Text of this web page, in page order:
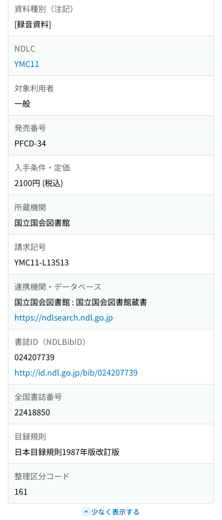
資料種別（注記）
[録音資料]
NDLC
YMC11
対象利用者
一般
発売番号
PFCD-34
入手条件・定価
2100円 (税込)
所蔵機関
国立国会図書館
請求記号
YMC11-L13513
連携機関・データベース
国立国会図書館 : 国立国会図書館蔵書
https://ndlsearch.ndl.go.jp
書誌ID（NDLBibID）
024207739
http://id.ndl.go.jp/bib/024207739
全国書誌番号
22418850
目録規則
日本目録規則1987年版改訂版
整理区分コード
161
少なく表示する